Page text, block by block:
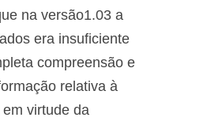
na versão1.03 a
era insuficiente
compreensão e
relativa à
virtude da